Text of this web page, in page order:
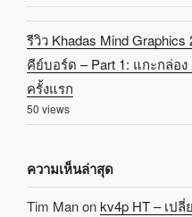
รีวิว Khadas Mind
คีย์บอร์ด – Part 1: แกะกล่อ
ครั้งแรก
50 views
ความเห็นล่าสุด
Tim Manonkv4p HT – เป